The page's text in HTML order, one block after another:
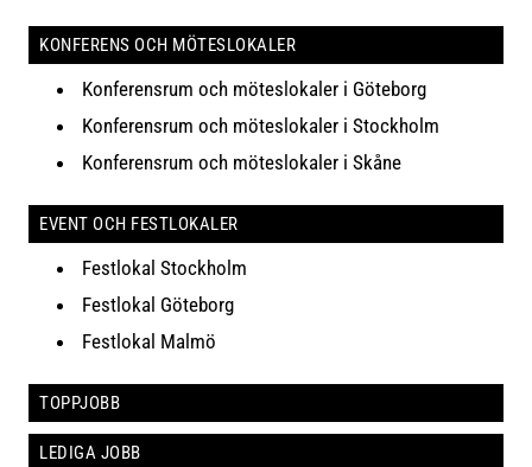
KONFERENS OCH MÖTESLOKALER
Konferensrum och möteslokaler i Göteborg
Konferensrum och möteslokaler i Stockholm
Konferensrum och möteslokaler i Skåne
EVENT OCH FESTLOKALER
Festlokal Stockholm
Festlokal Göteborg
Festlokal Malmö
TOPPJOBB
LEDIGA JOBB